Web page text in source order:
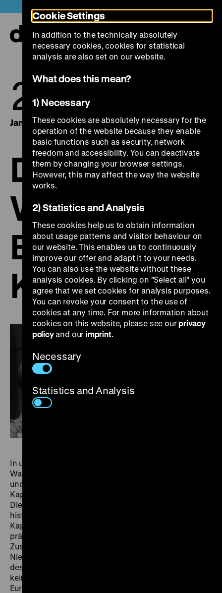
directly
the
22.
January 2015
27.
January 2015
Die Welt in
Waffen:
Befreite
In unregelmäßiger Folge erzählt die Reihe Die Welt in
Waffen eine Geschichte des Zweiten Weltkriegs dies-
und jenseits des 8. Mai 1945, der bedingungslosen
Kapitulation der deutschen Wehrmacht. Dabei folgt
Die Welt in Waffen weniger der Idee eines radikalen
historischen Bruchs, als welcher die deutsche
Kapitulation im öffentlichen Bewusstsein vor allem
präsent ist. Vielmehr interessiert sie sich für eine
Zusammenschau von Konflikten, die mit der
Niederlage der deutschen Wehrmacht und dem Ende
des nationalsozialistischen Vernichtungsprogramms
keineswegs gelöst waren und die die Geschichte
Europas und der Welt auf unabsehbare Zeit prägten.
Cookie Settings
In addition to the technically absolutely
necessary cookies, cookies for statistical
analysis are also set on our website.
What does this mean?
1) Necessary
These cookies are absolutely necessary for the
operation of the website because they enable
basic functions such as security, network
freedom and accessibility. You can deactivate
them by changing your browser settings.
However, this may affect the way the website
works.
2) Statistics and Analysis
These cookies help us to obtain information
about usage patterns and visitor behaviour on
our website. This enables us to continuously
improve our offer and adapt it to your needs.
You can also use the website without these
analysis cookies. By clicking on "Select all" you
agree that we set cookies for analysis purposes.
You can revoke your consent to the use of
cookies at any time. For more information about
cookies on this website, please see ourprivacy
policyand our imprint.
Necessary
Statistics and Analysis